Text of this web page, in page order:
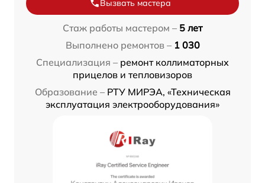
Вызвать мастера
Стаж работы мастером – 5 лет
Выполнено ремонтов – 1 030
Специализация – ремонт коллиматорных
прицелов и тепловизоров
Образование – РТУ МИРЭА, «Техническая
эксплуатация электрооборудования»